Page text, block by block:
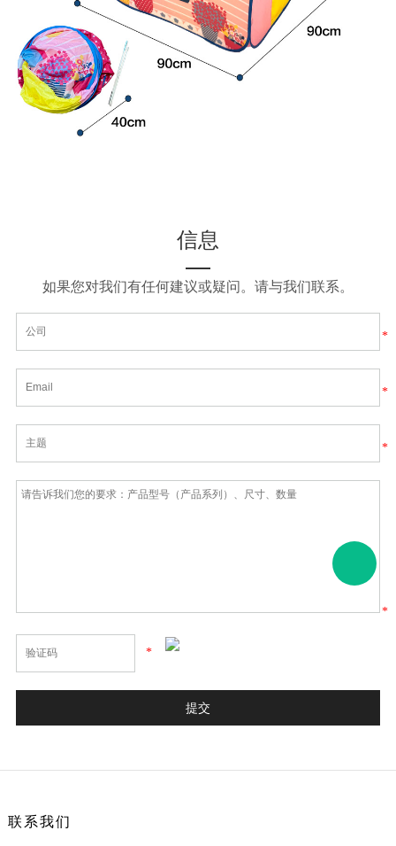
信息
如果您对我们有任何建议或疑问。请与我们联系。
*
*
*
*
*
联系我们